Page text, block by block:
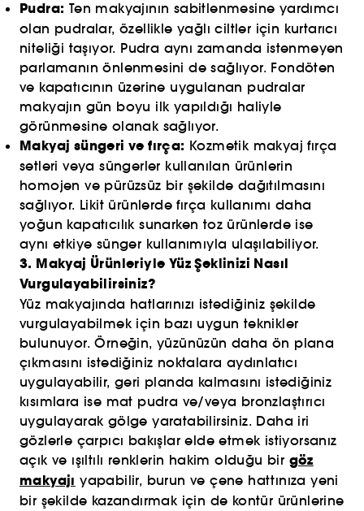
Pudra: Ten makyajının sabitlenmesine yardımcı
olan pudralar, özellikle yağlı ciltler için kurtarıcı
niteliği taşıyor. Pudra aynı zamanda istenmeyen
parlamanın önlenmesini de sağlıyor. Fondöten
ve kapatıcının üzerine uygulanan pudralar
makyajın gün boyu ilk yapıldığı haliyle
görünmesine olanak sağlıyor.
Makyaj süngeri ve fırça: Kozmetik makyaj fırça
setleri veya süngerler kullanılan ürünlerin
homojen ve pürüzsüz bir şekilde dağıtılmasını
sağlıyor. Likit ürünlerde fırça kullanımı daha
yoğun kapatıcılık sunarken toz ürünlerde ise
aynı etkiye sünger kullanımıyla ulaşılabiliyor.
3. Makyaj Ürünleriyle Yüz Şeklinizi Nasıl
Vurgulayabilirsiniz?
Yüz makyajında hatlarınızı istediğiniz şekilde
vurgulayabilmek için bazı uygun teknikler
bulunuyor. Örneğin, yüzünüzün daha ön plana
çıkmasını istediğiniz noktalara aydınlatıcı
uygulayabilir, geri planda kalmasını istediğiniz
kısımlara ise mat pudra ve/veya bronzlaştırıcı
uygulayarak gölge yaratabilirsiniz. Daha iri
gözlerle çarpıcı bakışlar elde etmek istiyorsanız
açık ve ışıltılı renklerin hakim olduğu bir göz
makyajı yapabilir, burun ve çene hattınıza yeni
bir şekilde kazandırmak için de kontür ürünlerine